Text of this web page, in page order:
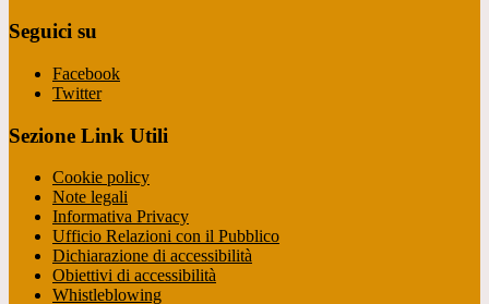
Seguici su
Facebook
Twitter
Sezione Link Utili
Cookie policy
Note legali
Informativa Privacy
Ufficio Relazioni con il Pubblico
Dichiarazione di accessibilità
Obiettivi di accessibilità
Whistleblowing